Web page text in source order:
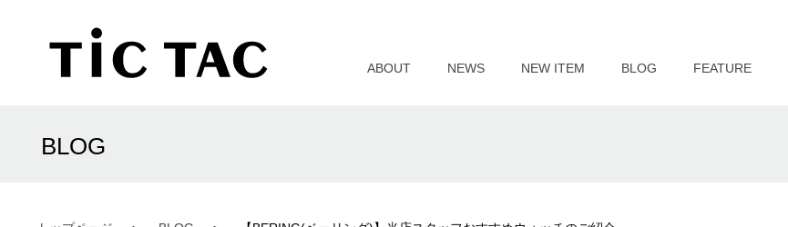
ABOUT NEWS NEW ITEM BLOG FEATURE
BLOG